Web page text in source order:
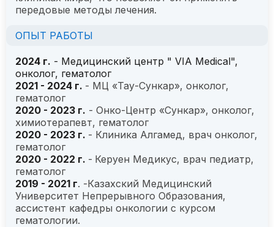
передовые методы лечения.
ОПЫТ РАБОТЫ
2024 г. - Медицинский центр " VIA Medical",
онколог, гематолог
2021 - 2024 г. - МЦ «Тау-Сункар», онколог,
гематолог
2020 - 2023 г. - Онко-Центр «Сункар», онколог,
химиотерапевт, гематолог
2020 - 2023 г. - Клиника Алгамед, врач онколог,
гематолог
2020 - 2022 г. - Керуен Медикус, врач педиатр,
гематолог
2019 - 2021 г. -Казахский Медицинский
Университет Непрерывного Образования,
ассистент кафедры онкологии с курсом
гематологии.